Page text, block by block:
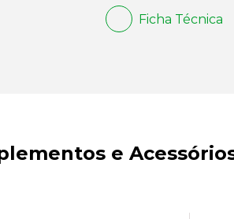
Ficha Técnica
e